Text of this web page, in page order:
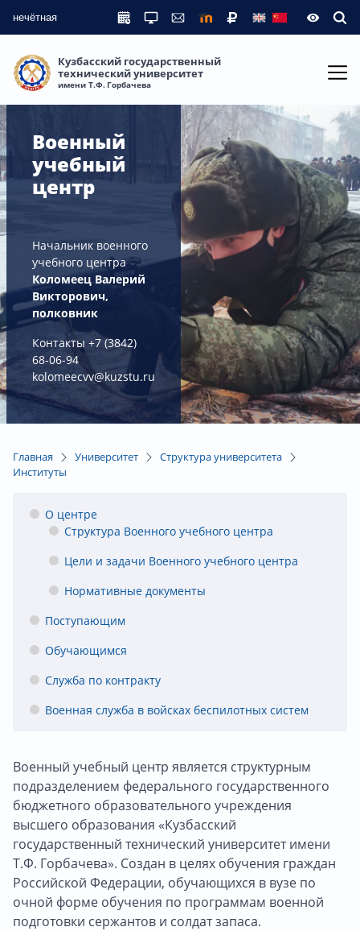
нечётная
Кузбасский государственный
технический университет
имени Т.Ф. Горбачева
Военный
учебный
центр
Начальник военного
учебного центра
Коломеец Валерий
Викторович,
полковник
Контакты +7 (3842)
68-06-94
kolomeecvv@kuzstu.ru
Главная Университет
Структура университета
Институты
О центре
Структура Военного учебного центра
Цели и задачи Военного учебного центра
Нормативные документы
Поступающим
Обучающимся
Служба по контракту
Военная служба в войсках беспилотных систем
Военный учебный центр является структурным
подразделением федерального государственного
бюджетного образовательного учреждения
высшего образования «Кузбасский
государственный технический университет имени
Т.Ф. Горбачева». Создан в целях обучения граждан
Российской Федерации, обучающихся в вузе по
очной форме обучения по программам военной
подготовки сержантов и солдат запаса.